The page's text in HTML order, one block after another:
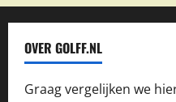
OVER GOLFF.NL
Graag vergelijken we